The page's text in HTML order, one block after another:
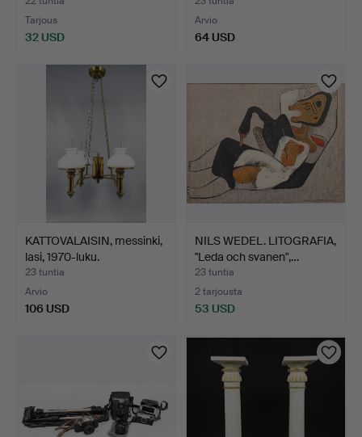
Tarjous
32 USD
Arvio
64 USD
KATTOVALAISIN, messinki,
lasi, 1970-luku.
23 tuntia
Arvio
106 USD
NILS WEDEL. LITOGRAFIA,
"Leda och svanen",…
23 tuntia
2 tarjousta
53 USD